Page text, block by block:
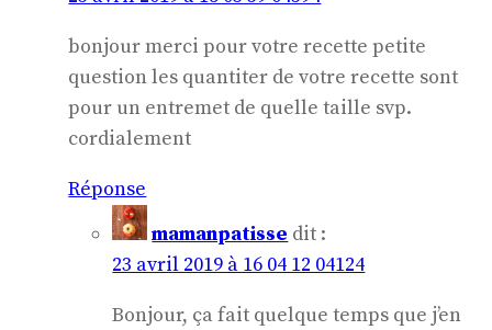
bonjour merci pour votre recette petite
question les quantiter de votre recette sont
pour un entremet de quelle taille svp.
cordialement
Réponse
mamanpatisse dit :
23 avril 2019 à 16 04 12 04124
Bonjour, ça fait quelque temps que j’en